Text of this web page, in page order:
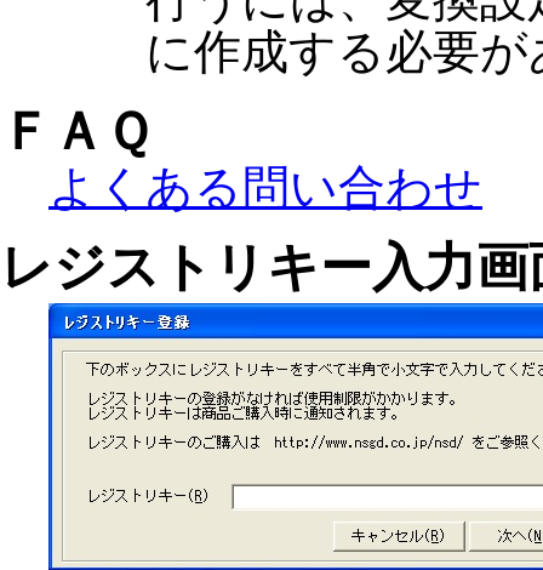
に作成する必要
ＦＡＱ
よくある問い合わせ
レジストリキー入力画